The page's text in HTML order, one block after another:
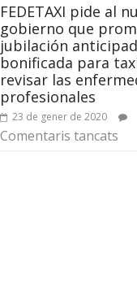
FEDETAXI pide al
gobierno que
jubilación
bonificada para
revisar las
profesionales
23 de gener de 2020
Comentaris tancats